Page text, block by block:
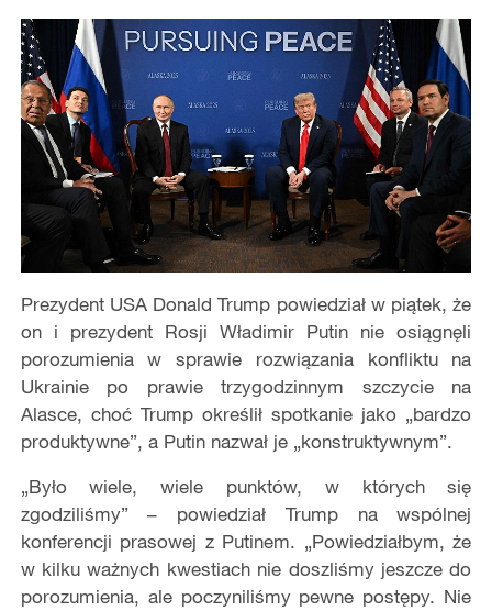
Prezydent USA Donald Trump powiedział w piątek, że
on i prezydent Rosji Władimir Putin nie osiągnęli
porozumienia w sprawie rozwiązania konfliktu na
Ukrainie po prawie trzygodzinnym szczycie na
Alasce, choć Trump określił spotkanie jako „bardzo
produktywne”, a Putin nazwał je „konstruktywnym”.
„Było wiele, wiele punktów, w których się
zgodziliśmy” – powiedział Trump na wspólnej
konferencji prasowej z Putinem. „Powiedziałbym, że
w kilku ważnych kwestiach nie doszliśmy jeszcze do
porozumienia, ale poczyniliśmy pewne postępy. Nie